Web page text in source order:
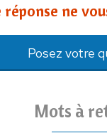
ne
Posez votre
Mots à